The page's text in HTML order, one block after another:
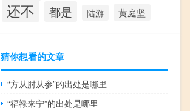
还不 都是 陆游 黄庭坚
猜你想看的文章
“方从肘从参”的出处是哪里
“福禄来宁”的出处是哪里